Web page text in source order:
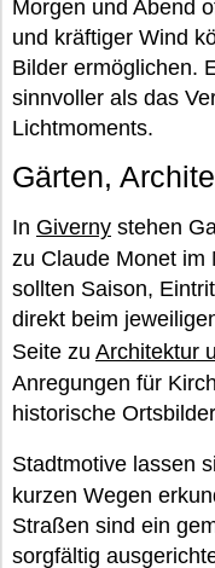
Morgen und Abend
und kräftiger Wind
Bilder ermöglichen.
sinnvoller als das
Lichtmoments.
Gärten,
In Giverny stehen
zu Claude Monet im
sollten Saison,
direkt beim
Seite zu Architektur
Anregungen für
historische
Stadtmotive lassen
kurzen Wegen
Straßen sind ein
sorgfältig